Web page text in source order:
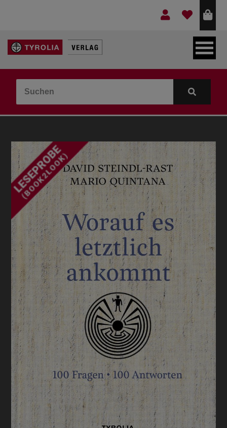
LEBEN & GLAUBE
KINDER- & JUGENDBUCH
VERLAG
IDEEN & BEGLEITMATERIAL